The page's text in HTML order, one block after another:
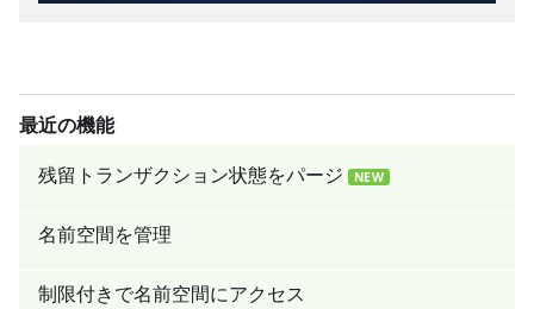
最近の機能
残留トランザクション状態をパージ
NEW
名前空間を管理
制限付きで名前空間にアクセス